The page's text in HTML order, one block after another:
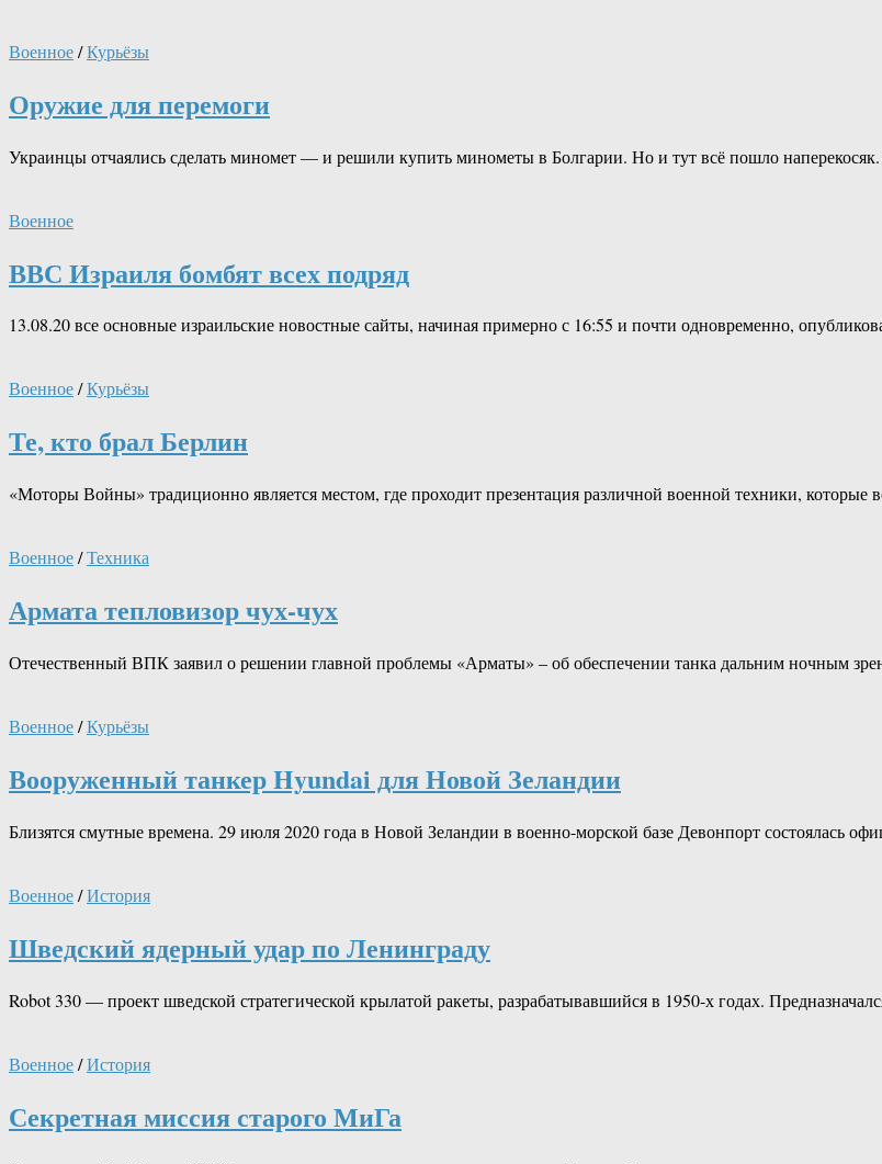
Военное/Курьёзы
Оружие для перемоги
Украинцы отчаялись сделать миномет — и решили купить минометы в Болгарии. Но и тут всё пошло
Военное
ВВС Израиля бомбят всех подряд
13.08.20 все основные израильские новостные сайты, начиная примерно с 16:55 и почти одновременно,
Военное/Курьёзы
Те, кто брал Берлин
«Моторы Войны» традиционно является местом, где проходит презентация различной военной техники,
Военное/Техника
Армата тепловизор чух-чух
Отечественный ВПК заявил о решении главной проблемы «Арматы» – об обеспечении танка дальним ночным
Военное/Курьёзы
Вооруженный танкер Hyundai для Новой Зеландии
Близятся смутные времена. 29 июля 2020 года в Новой Зеландии в военно-морской базе Девонпорт состоялась
Военное/История
Шведский ядерный удар по Ленинграду
Robot 330 — проект шведской стратегической крылатой ракеты, разрабатывавшийся в 1950-х годах.
Военное/История
Секретная миссия старого МиГа